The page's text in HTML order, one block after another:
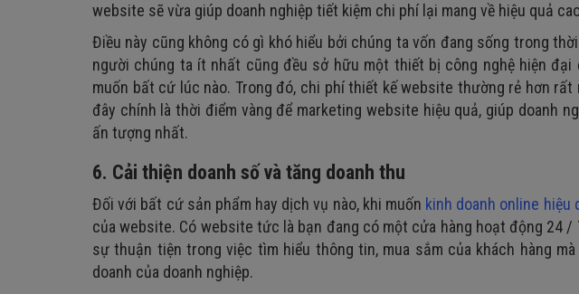
website sẽ vừa giúp doanh nghiệp tiết kiệm chi phí lại mang về hiệu quả
Điều này cũng không có gì khó hiểu bởi chúng ta vốn đang sống trong
người chúng ta ít nhất cũng đều sở hữu một thiết bị công nghệ hiện
muốn bất cứ lúc nào. Trong đó, chi phí thiết kế website thường rẻ hơn
đây chính là thời điểm vàng để marketing website hiệu quả, giúp doanh
ấn tượng nhất.
6. Cải thiện doanh số và tăng doanh thu
Đối với bất cứ sản phẩm hay dịch vụ nào, khi muốn kinh doanh online hiệu
của website. Có website tức là bạn đang có một cửa hàng hoạt động 24
sự thuận tiện trong việc tìm hiểu thông tin, mua sắm của khách hàng
doanh của doanh nghiệp.